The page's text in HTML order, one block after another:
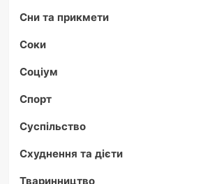
Сни та прикмети
Соки
Соціум
Спорт
Суспільство
Схуднення та дієти
Тваринництво